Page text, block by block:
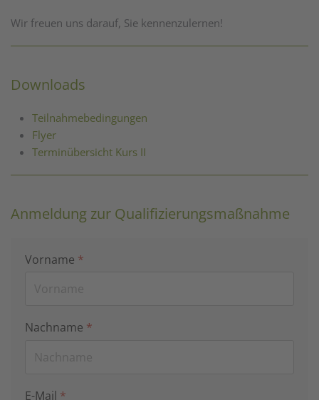
Wir freuen uns darauf, Sie kennenzulernen!
Downloads
Teilnahmebedingungen
Flyer
Terminübersicht Kurs II
Anmeldung zur Qualifizierungsmaßnahme
Vorname *
Nachname *
E-Mail *